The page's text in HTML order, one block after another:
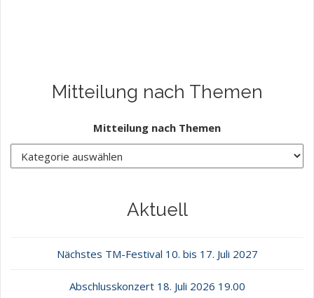
Mitteilung nach Themen
Mitteilung nach Themen
Aktuell
Nächstes TM-Festival 10. bis 17. Juli 2027
Abschlusskonzert 18. Juli 2026 19.00